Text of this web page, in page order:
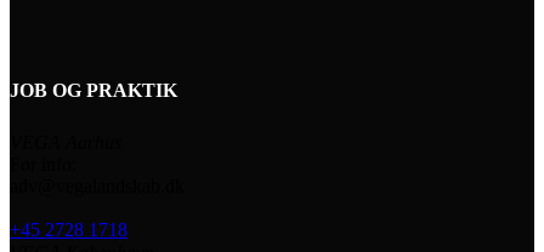
JOB OG PRAKTIK
+45 2728 1718